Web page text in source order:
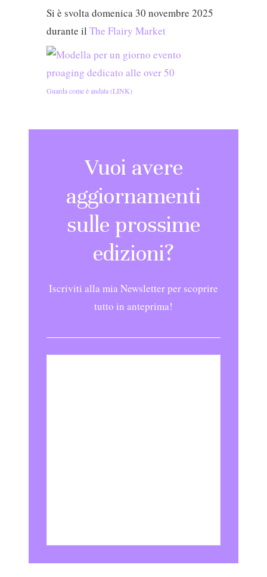
Si è svolta domenica 30 novembre 2025
durante il The Flairy Market
Guarda come è andata (LINK)
Vuoi avere
aggiornamenti
sulle prossime
edizioni?
Iscriviti alla mia Newsletter per scoprire
tutto in anteprima!